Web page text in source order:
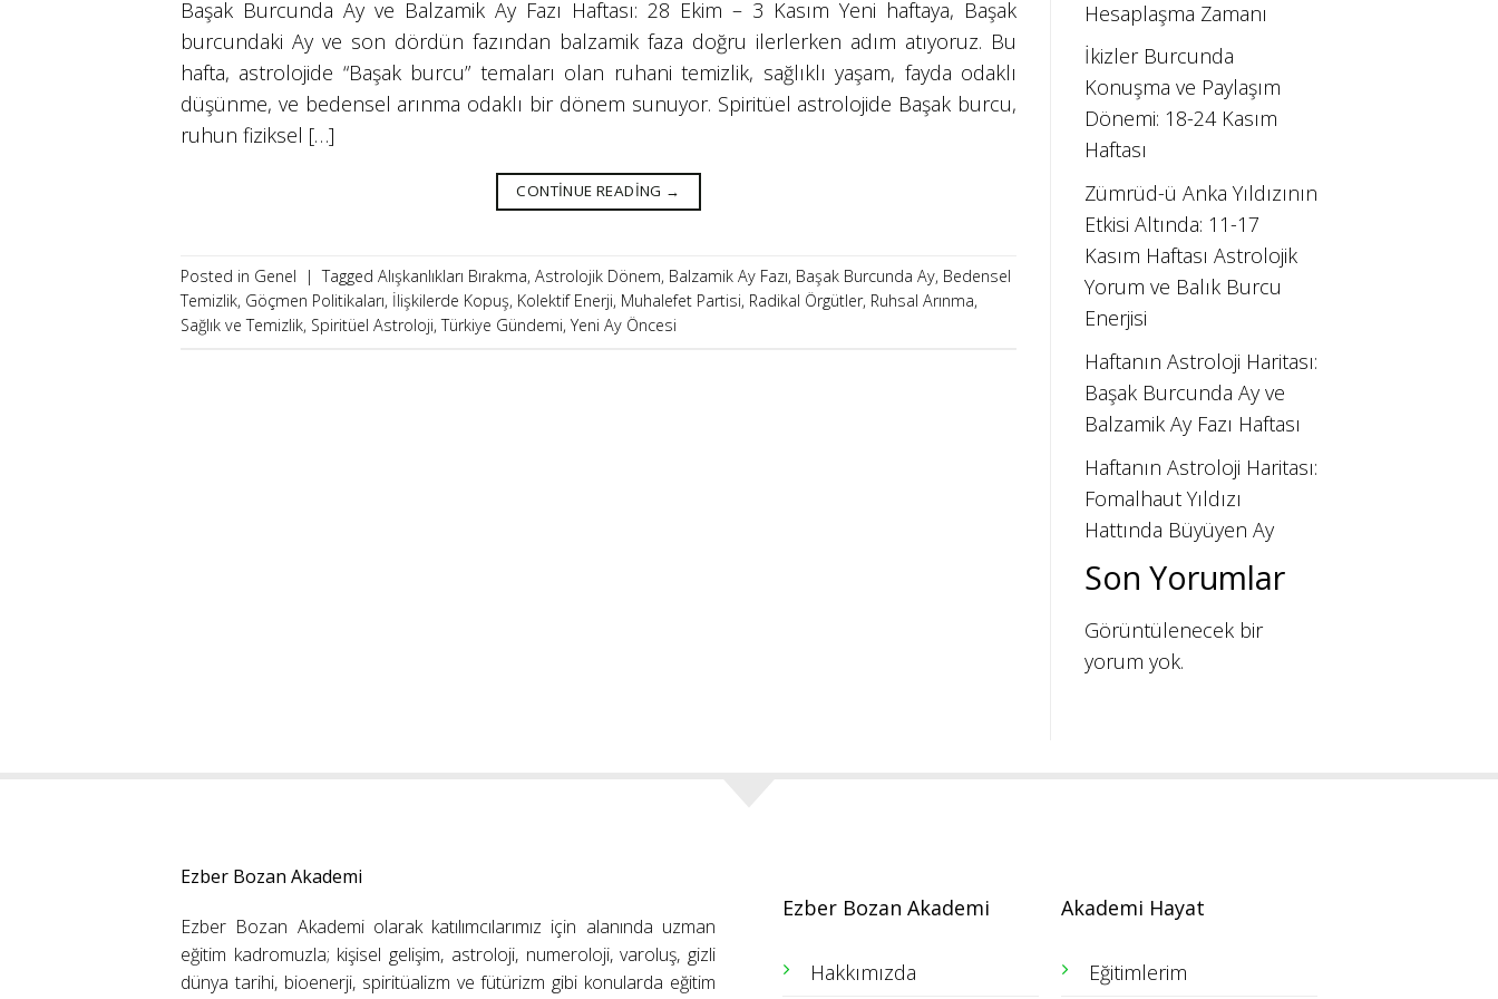
Başak Burcunda Ay ve Balzamik Ay Fazı Haftası: 28 Ekim – 3 Kasım Yeni haftaya, Başak
burcundaki Ay ve son dördün fazından balzamik faza doğru ilerlerken adım atıyoruz. Bu
hafta, astrolojide “Başak burcu” temaları olan ruhani temizlik, sağlıklı yaşam, fayda odaklı
düşünme, ve bedensel arınma odaklı bir dönem sunuyor. Spiritüel astrolojide Başak burcu,
ruhun fiziksel […]
CONTINUE READING →
Posted in Genel | Tagged Alışkanlıkları Bırakma, Astrolojik Dönem, Balzamik Ay Fazı, Başak Burcunda Ay, Bedensel
Temizlik, Göçmen Politikaları, İlişkilerde Kopuş, Kolektif Enerji, Muhalefet Partisi, Radikal Örgütler, Ruhsal Arınma,
Sağlık ve Temizlik, Spiritüel Astroloji,Türkiye Gündemi,Yeni Ay Öncesi
Hesaplaşma Zamanı
İkizler Burcunda
Konuşma ve Paylaşım
Dönemi: 18-24 Kasım
Haftası
Zümrüd-ü Anka Yıldızının
Etkisi Altında: 11-17
Kasım Haftası Astrolojik
Yorum ve Balık Burcu
Enerjisi
Haftanın Astroloji Haritası:
Başak Burcunda Ay ve
Balzamik Ay Fazı Haftası
Haftanın Astroloji Haritası:
Fomalhaut Yıldızı
Hattında Büyüyen Ay
Son Yorumlar
Görüntülenecek bir
yorum yok.
Ezber Bozan Akademi
Ezber Bozan Akademi olarak katılımcılarımız için alanında uzman
eğitim kadromuzla; kişisel gelişim, astroloji, numeroloji, varoluş, gizli
dünya tarihi, bioenerji, spiritüalizm ve fütürizm gibi konularda eğitim
Ezber Bozan Akademi
Hakkımızda
Akademi Hayat
Eğitimlerim